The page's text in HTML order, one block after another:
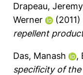
Drapeau, Jeremy
Werner
(2011)
repellent
Das, Manash ,
specificity of